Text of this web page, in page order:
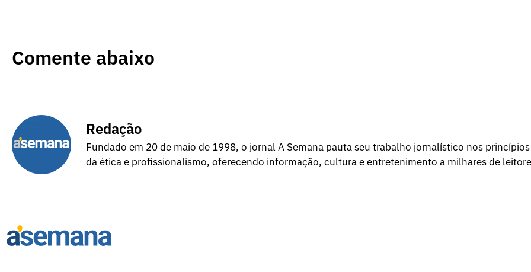
Comente abaixo
Redação
Fundado em 20 de maio de 1998, o jornal A Semana pauta seu trabalho jornalístico nos princípios
da ética e profissionalismo, oferecendo informação, cultura e entretenimento a milhares de